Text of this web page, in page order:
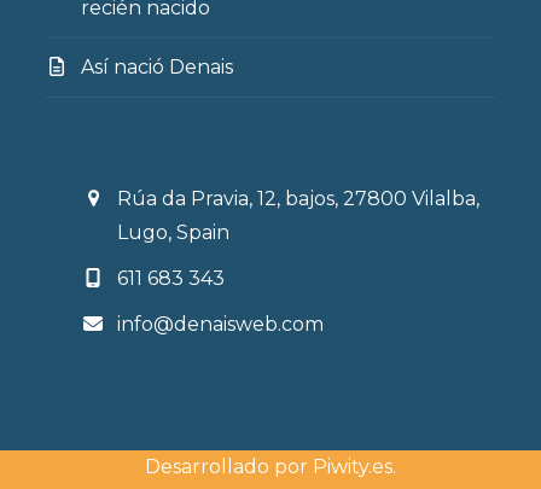
recién nacido
Así nació Denais
Rúa da Pravia, 12, bajos, 27800 Vilalba,
Lugo, Spain
611 683 343
info@denaisweb.com
Desarrollado por Piwity.es.